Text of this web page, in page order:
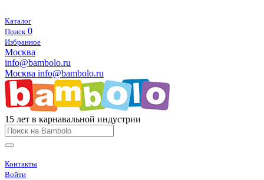
Каталог
Поиск 0
Избранное
Москва
info@bambolo.ru
Москва info@bambolo.ru
15 лет в карнавальной индустрии
Контакты
Войти